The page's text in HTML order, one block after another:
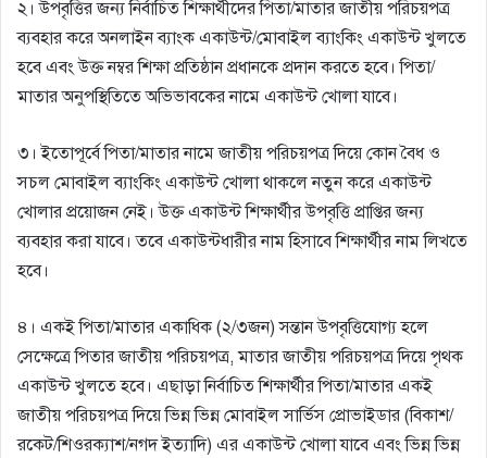
২। উপবৃত্তির জন্য নির্বাচিত শিক্ষার্থীদের পিতা/মাতার জাতীয় পরিচয়পত্র
ব্যবহার করে অনলাইন ব্যাংক একাউন্ট/মােবাইল ব্যাংকিং একাউন্ট খুলতে
হবে এবং উক্ত নম্বর শিক্ষা প্রতিষ্ঠান প্রধানকে প্রদান করতে হবে। পিতা/
মাতার অনুপস্থিতিতে অভিভাবকের নামে একাউন্ট খােলা যাবে।
৩। ইতােপূর্বে পিতা/মাতার নামে জাতীয় পরিচয়পত্র দিয়ে কোন বৈধ ও
সচল মােবাইল ব্যাংকিং একাউন্ট খােলা থাকলে নতুন করে একাউন্ট
খােলার প্রয়ােজন নেই। উক্ত একাউন্ট শিক্ষার্থীর উপবৃত্তি প্রাপ্তির জন্য
ব্যবহার করা যাবে। তবে একাউন্টধারীর নাম হিসাবে শিক্ষার্থীর নাম লিখতে
হবে।
৪। একই পিতা/মাতার একাধিক (২/৩জন) সন্তান উপবৃত্তিযােগ্য হলে
সেক্ষেত্রে পিতার জাতীয় পরিচয়পত্র, মাতার জাতীয় পরিচয়পত্র দিয়ে পৃথক
একাউন্ট খুলতে হবে। এছাড়া নির্বাচিত শিক্ষার্থীর পিতা/মাতার একই
জাতীয় পরিচয়পত্র দিয়ে ভিন্ন ভিন্ন মােবাইল সার্ভিস প্রােভাইডার (বিকাশ/
রকেট/শিওরক্যাশ/নগদ ইত্যাদি) এর একাউন্ট খােলা যাবে এবং ভিন্ন ভিন্ন